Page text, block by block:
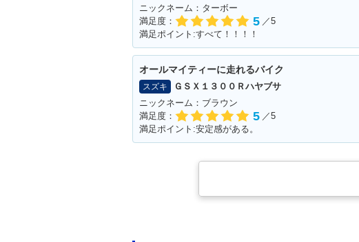
ニックネーム：ターボー
満足度：
5 ／5
満足ポイント:すべて！！！！
オールマイティーに走れるバイク
スズキ
ＧＳＸ１３００Ｒハヤブサ
ニックネーム：ブラウン
満足度：
5 ／5
満足ポイント:安定感がある。